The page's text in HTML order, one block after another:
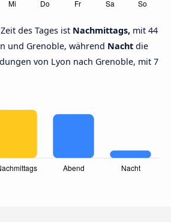
des Tages ist Nachmittags, mit 44
und Grenoble, während Nacht die
von Lyon nach Grenoble, mit 7